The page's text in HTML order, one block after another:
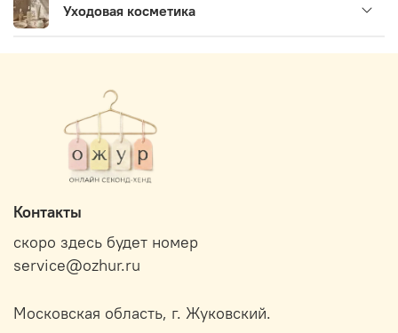
Уходовая косметика
Контакты
скоро здесь будет номер
service@ozhur.ru
Московская область, г. Жуковский.